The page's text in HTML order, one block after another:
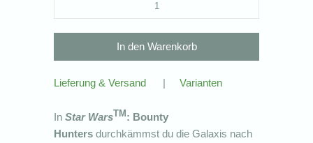
Lieferung & Versand | Varianten
InStar WarsTM : Bounty
Hunters durchkämmst du die Galaxis nach